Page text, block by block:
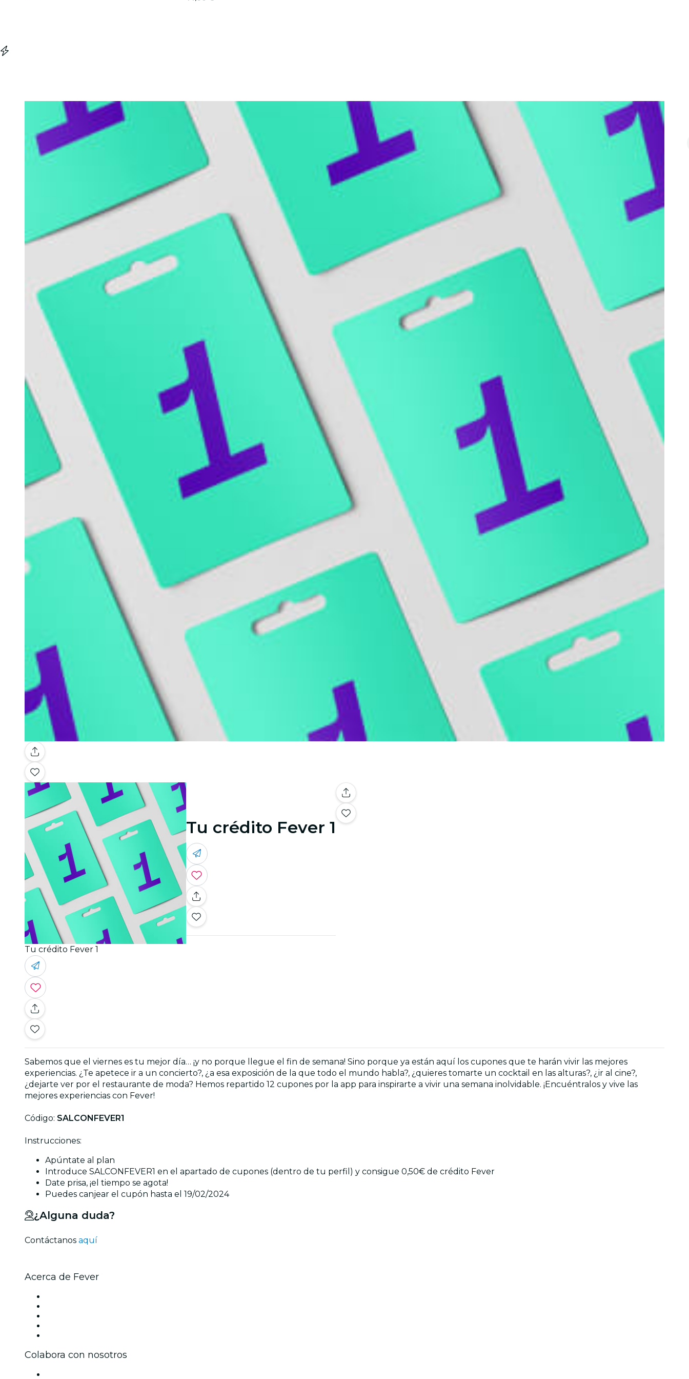
Tu crédito Fever 1
Tu crédito Fever 1
Sabemos que el viernes es tu mejor día… ¡y no porque llegue el fin de semana! Sino porque ya están aquí los cupones que te harán vivir las mejores
experiencias. ¿Te apetece ir a un concierto?, ¿a esa exposición de la que todo el mundo habla?, ¿quieres tomarte un cocktail en las alturas?, ¿ir al cine?,
¿dejarte ver por el restaurante de moda? Hemos repartido 12 cupones por la app para inspirarte a vivir una semana inolvidable. ¡Encuéntralos y vive las
mejores experiencias con Fever!
Código: SALCONFEVER1
Instrucciones:
Apúntate al plan
Introduce SALCONFEVER1 en el apartado de cupones (dentro de tu perfil) y consigue 0,50€ de crédito Fever
Date prisa, ¡el tiempo se agota!
Puedes canjear el cupón hasta el 19/02/2024
¿Alguna duda?
Contáctanos aquí
Acerca de Fever
Colabora con nosotros